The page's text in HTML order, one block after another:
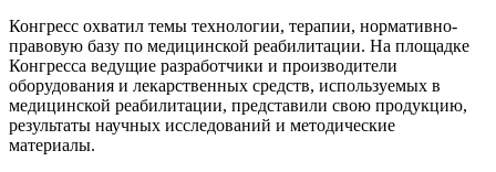
Конгресс охватил темы технологии, терапии, нормативно-
правовую базу по медицинской реабилитации. На площадке
Конгресса ведущие разработчики и производители
оборудования и лекарственных средств, используемых в
медицинской реабилитации, представили свою продукцию,
результаты научных исследований и методические
материалы.